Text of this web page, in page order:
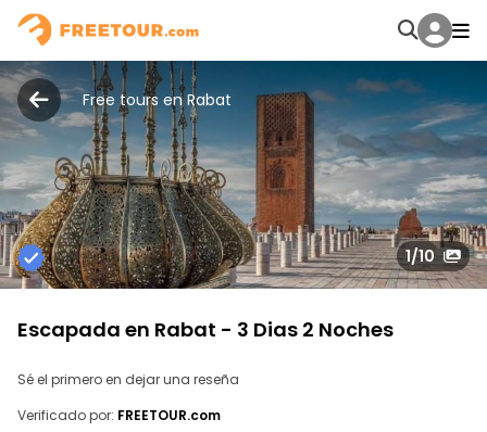
Free tours en Rabat
1/10
Escapada en Rabat - 3 Dias 2 Noches
Sé el primero en dejar una reseña
Verificado por: FREETOUR.com